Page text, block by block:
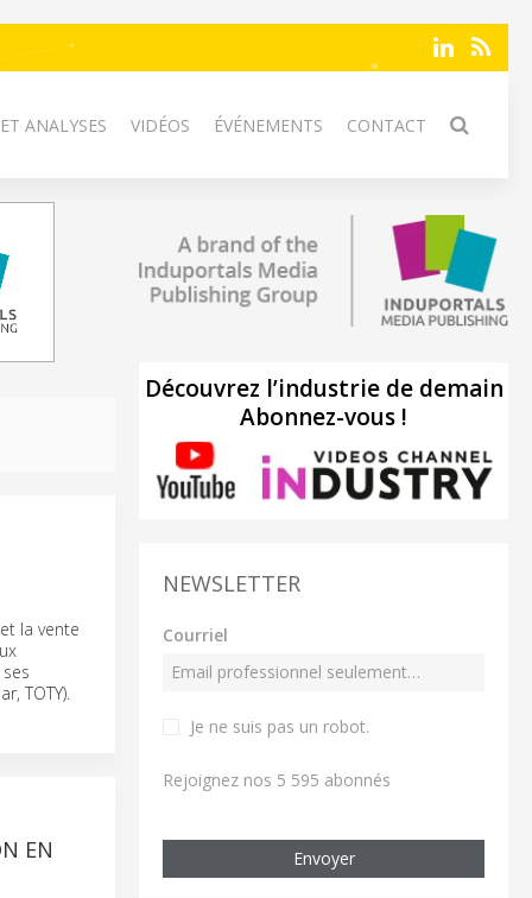
ANALYSES VIDÉOS ÉVÉNEMENTS CONTACT
la vente
TOTY).
EN
Découvrez l’industrie de demain
Abonnez-vous !
NEWSLETTER
Courriel
Je ne suis pas un robot.
Rejoignez nos 5 595 abonnés
Envoyer